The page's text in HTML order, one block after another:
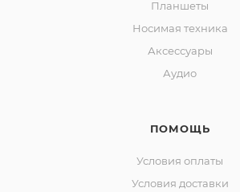
Планшеты
Носимая техника
Аксессуары
Аудио
ПОМОЩЬ
Условия оплаты
Условия доставки